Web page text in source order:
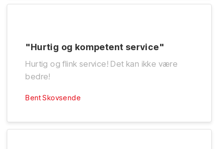
"Hurtig og kompetent service"
Hurtig og flink service! Det kan ikke være
bedre!
Bent Skovsende